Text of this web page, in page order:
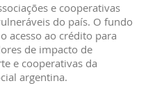
e cooperativas
do país. O fundo
acesso ao crédito para
de impacto de
e cooperativas da
argentina.